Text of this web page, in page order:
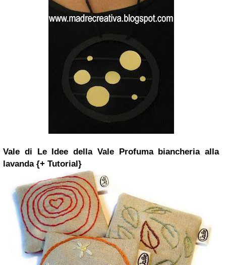
Vale di Le Idee della Vale
Profuma biancheria alla
lavanda {+ Tutorial}